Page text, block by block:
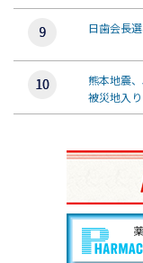
日歯会長
熊本地震
被災地入り